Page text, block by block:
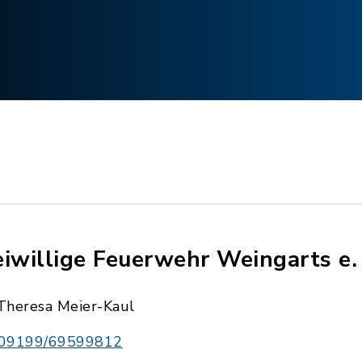
Feuerwehr Weingarts e.
Meier-Kaul
69599812